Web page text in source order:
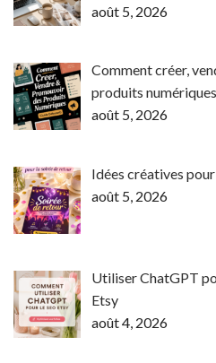
août 5, 2026
Comment créer,
produits numériques
août 5, 2026
Idées créatives
août 5, 2026
Utiliser ChatGPT
Etsy
août 4, 2026